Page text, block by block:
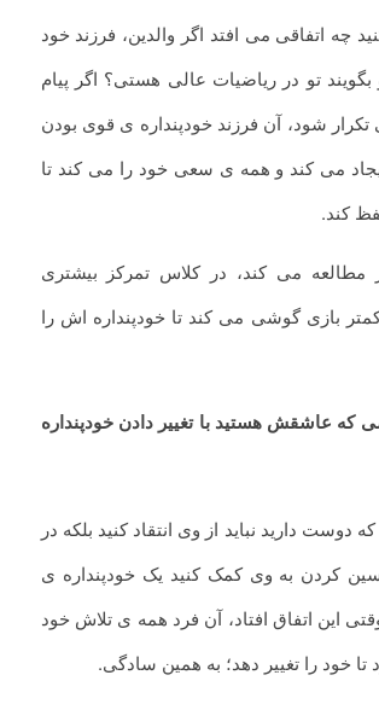
چه اتفاقی می افتد اگر والدین، فرزند خود
تو در ریاضیات عالی هستی؟ اگر پیام
تکرار شود، آن فرزند خودپنداره ی قوی بودن
می کند و همه ی سعی خود را می کند تا
کند.
مطالعه می کند، در کلاس تمرکز بیشتری
بازی گوشی می کند تا خودپنداره اش را
که عاشقش هستید با تغییر دادن خودپنداره
دوست دارید نباید از وی انتقاد کنید بلکه در
کردن به وی کمک کنید یک خودپنداره ی
این اتفاق افتاد، آن فرد همه ی تلاش خود
تا خود را تغییر دهد؛ به همین سادگی.